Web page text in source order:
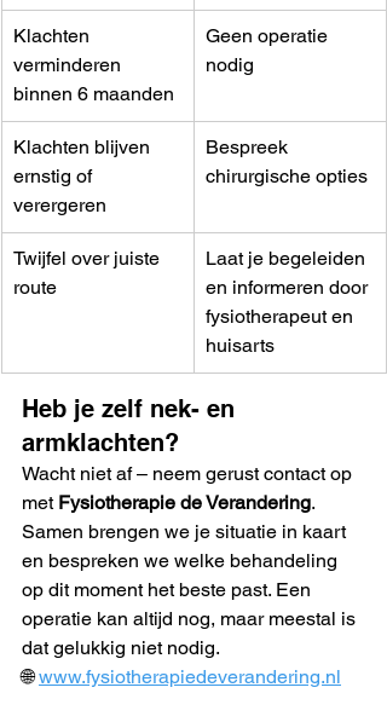
Klachten
verminderen
binnen 6 maanden
Geen operatie
nodig
Klachten blijven
ernstig of
verergeren
Bespreek
chirurgische opties
Twijfel over juiste
route
Laat je begeleiden
en informeren door
fysiotherapeut en
huisarts
Heb je zelf nek- en
armklachten?
Wacht niet af – neem gerust contact op
met Fysiotherapie de Verandering.
Samen brengen we je situatie in kaart
en bespreken we welke behandeling
op dit moment het beste past. Een
operatie kan altijd nog, maar meestal is
dat gelukkig niet nodig.
🌐 www.fysiotherapiedeverandering.nl